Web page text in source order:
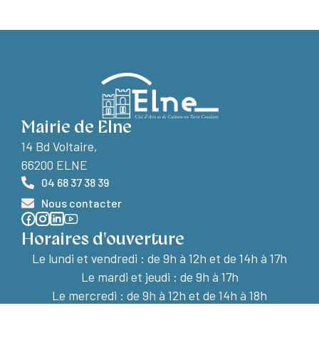
Mairie de Elne
14 Bd Voltaire,
66200 ELNE
04 68 37 38 39
Nous contacter
Horaires d'ouverture
Le lundi et vendredi : de 9h à 12h et de 14h à 17h
Le mardi et jeudi : de 9h à 17h
Le mercredi : de 9h à 12h et de 14h à 18h